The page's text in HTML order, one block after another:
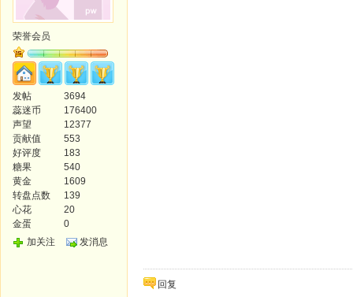
荣誉会员
发帖
3694
蕊迷币
176400
声望
12377
贡献值
553
好评度
183
糖果
540
黄金
1609
转盘点数
139
心花
20
金蛋
0
加关注
发消息
回复